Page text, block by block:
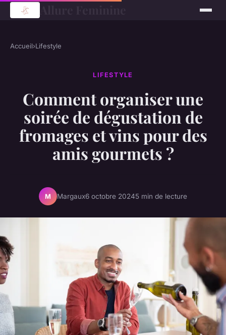
Accueil›Lifestyle
LIFESTYLE
Comment organiser une
soirée de dégustation de
fromages et vins pour des
amis gourmets ?
M Margaux6 octobre 20245 min de lecture